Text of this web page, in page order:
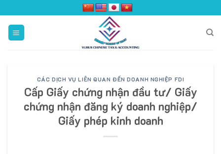
to
content
CÁC DỊCH VỤ LIÊN QUAN ĐẾN DOANH NGHIỆP FDI
Cấp Giấy chứng nhận đầu tư/ Giấy
chứng nhận đăng ký doanh nghiệp/
Giấy phép kinh doanh